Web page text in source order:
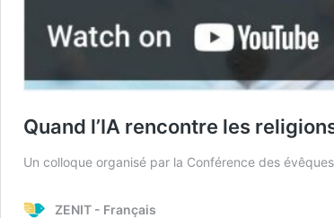
Quand l’IA rencontre les
Un colloque organisé par la Conférence des
ZENIT - Français